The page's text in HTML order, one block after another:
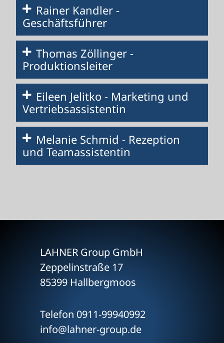
Rainer Kandler -
Geschäftsführer
Thomas Zöllinger -
Produktionsleiter
Eileen Jelitko - Marketing und
Vertriebsassistentin
Melanie Schmid - Rezeption
und Teamassistentin
LAHNER Group GmbH
Zeppelinstraße 17
85399 Hallbergmoos
Telefon 0911-99940992
info@lahner-group.de